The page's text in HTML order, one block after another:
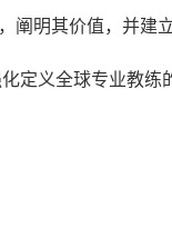
阐明其价值，并建
定义全球专业教练